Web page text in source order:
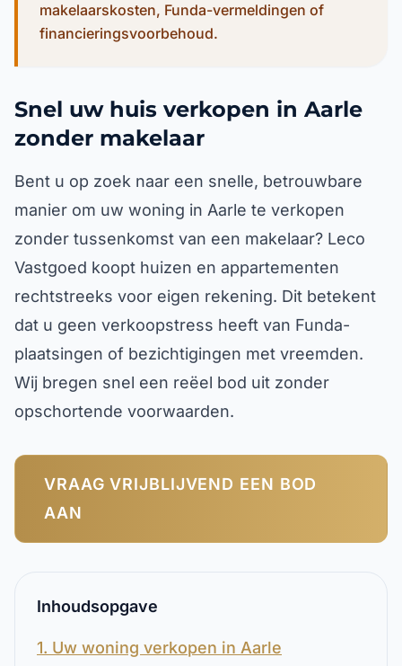
makelaarskosten, Funda-vermeldingen of
financieringsvoorbehoud.
Snel uw huis verkopen in Aarle
zonder makelaar
Bent u op zoek naar een snelle, betrouwbare
manier om uw woning in Aarle te verkopen
zonder tussenkomst van een makelaar? Leco
Vastgoed koopt huizen en appartementen
rechtstreeks voor eigen rekening. Dit betekent
dat u geen verkoopstress heeft van Funda-
plaatsingen of bezichtigingen met vreemden.
Wij bregen snel een reëel bod uit zonder
opschortende voorwaarden.
VRAAG VRIJBLIJVEND EEN BOD
AAN
Inhoudsopgave
1. Uw woning verkopen in Aarle